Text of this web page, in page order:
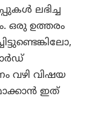
ലഭിച്ച
ഒരു ഉത്തരം
വഴി വിഷയ
ഇത്